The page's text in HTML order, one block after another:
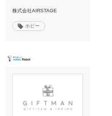
株式会社AIRSTAGE
ホビー